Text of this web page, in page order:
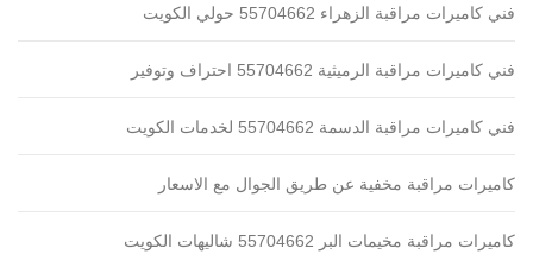
فني كاميرات مراقبة الزهراء 55704662 حولي الكويت
فني كاميرات مراقبة الرميثية 55704662 احتراف وتوفير
فني كاميرات مراقبة الدسمة 55704662 لخدمات الكويت
كاميرات مراقبة مخفية عن طريق الجوال مع الاسعار
كاميرات مراقبة مخيمات البر 55704662 شاليهات الكويت